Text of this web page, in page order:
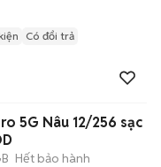
Có đổi trả
5G Nâu 12/256 sạc
Hết bảo hành